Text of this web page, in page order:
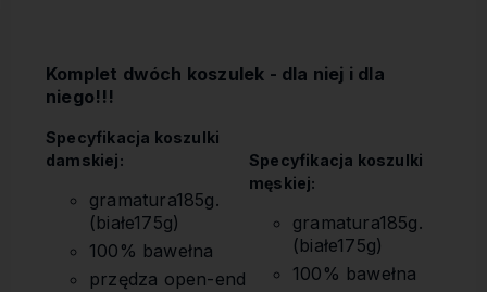
Komplet dwóch koszulek - dla niej i dla
niego!!!
Specyfikacja koszulki
damskiej:
gramatura185g.
(białe175g)
100% bawełna
przędza open-end
Specyfikacja koszulki
męskiej:
gramatura185g.
(białe175g)
100% bawełna